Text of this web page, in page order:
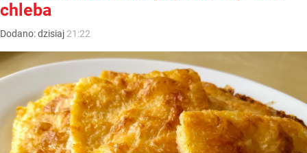
chleba
Dodano:dzisiaj 21:22